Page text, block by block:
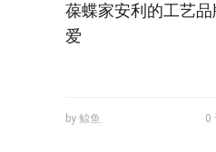
葆蝶家安利的工艺
爱
by 鲸鱼 0